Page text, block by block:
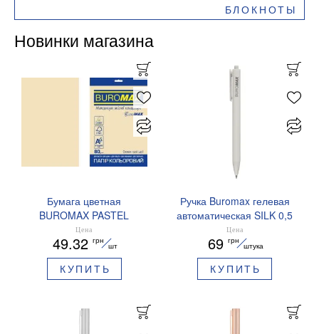
БЛОКНОТЫ
Новинки магазина
Бумага цветная
BUROMAX PASTEL
EUROMAX 20 арк А4 80 г/
мс BM.2721220E-08
Цена
49.32 грн
шт
КУПИТЬ
Ручка Buromax гелевая
автоматическая SILK 0,5
мм синие чернила
BM.83100
Цена
69 грн
штука
КУПИТЬ